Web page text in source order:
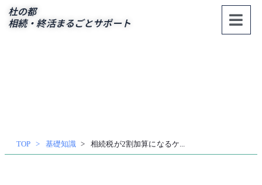
杜の都
相続・終活まるごとサポート
TOP 基礎知識 相続税が2割加算になるケ...